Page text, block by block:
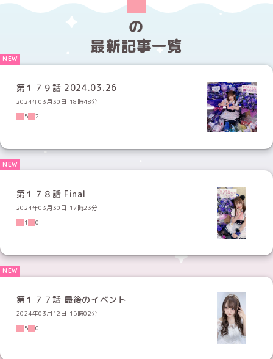
の
最新記事一覧
第１７９話 2024.03.26
2024年03月30日 18時48分
5
2
第１７８話 Final
2024年03月30日 17時23分
1
0
第１７７話 最後のイベント
2024年03月12日 15時02分
5
0